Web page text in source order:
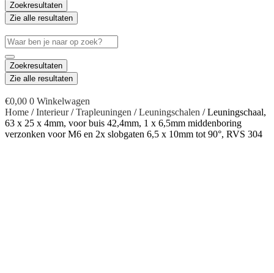
Zoekresultaten
Zie alle resultaten
Search
...
Zoekresultaten
Zie alle resultaten
€0,00 0 Winkelwagen
Home /Interieur/Trapleuningen /Leuningschalen / Leuningschaal,
63 x 25 x 4mm, voor buis 42,4mm, 1 x 6,5mm middenboring
verzonken voor M6 en 2x slobgaten 6,5 x 10mm tot 90°, RVS 304